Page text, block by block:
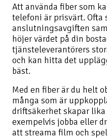
Att använda fiber som
telefoni är prisvärt. Ofta
anslutningsavgiften
höjer värdet på din
tjänsteleverantörers
och kan hitta det
bäst.
Med en fiber är du helt
många som är
driftsäkerhet skapar
exempelvis jobba eller
att streama film och